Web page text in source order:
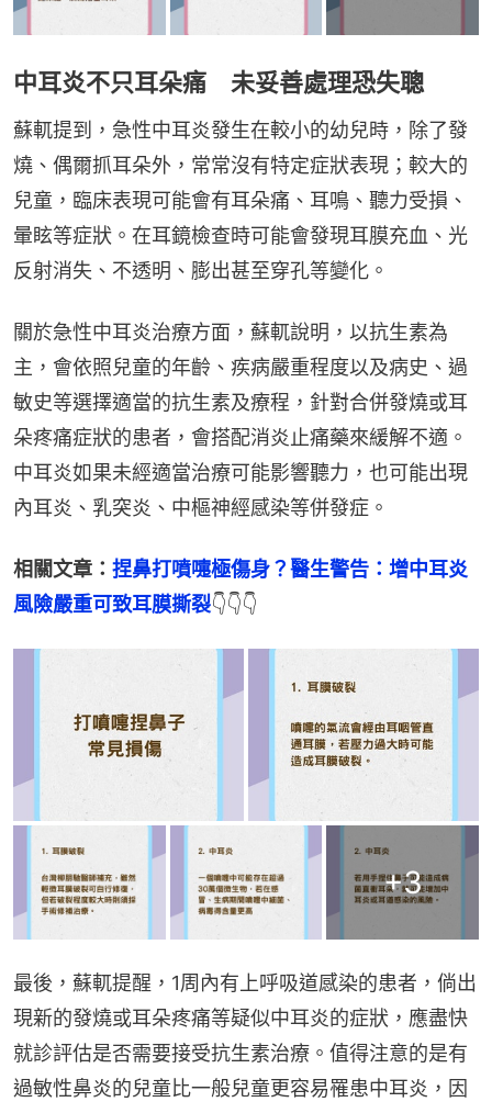
中耳炎不只耳朵痛 未妥善處理恐失聰
蘇軏提到，急性中耳炎發生在較小的幼兒時，除了發
燒、偶爾抓耳朵外，常常沒有特定症狀表現；較大的
兒童，臨床表現可能會有耳朵痛、耳鳴、聽力受損、
暈眩等症狀。在耳鏡檢查時可能會發現耳膜充血、光
反射消失、不透明、膨出甚至穿孔等變化。
關於急性中耳炎治療方面，蘇軏說明，以抗生素為
主，會依照兒童的年齡、疾病嚴重程度以及病史、過
敏史等選擇適當的抗生素及療程，針對合併發燒或耳
朵疼痛症狀的患者，會搭配消炎止痛藥來緩解不適。
中耳炎如果未經適當治療可能影響聽力，也可能出現
內耳炎、乳突炎、中樞神經感染等併發症。
相關文章： 捏鼻打噴嚏極傷身？醫生警告：增中耳炎
風險嚴重可致耳膜撕裂👇👇👇
+3
最後，蘇軏提醒，1周內有上呼吸道感染的患者，倘出
現新的發燒或耳朵疼痛等疑似中耳炎的症狀，應盡快
就診評估是否需要接受抗生素治療。值得注意的是有
過敏性鼻炎的兒童比一般兒童更容易罹患中耳炎，因